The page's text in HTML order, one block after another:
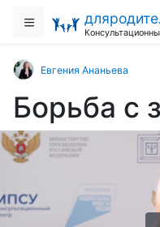
Евгения Ананьева
Борьба с